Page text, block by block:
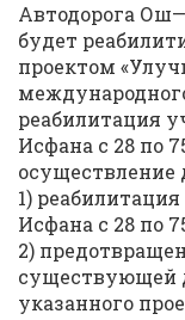
Автодорога
будет
проектом
реабилитация
Исфана с 28 по
осуществление
1)
Исфана с 28 по
2)
существующей
указанного